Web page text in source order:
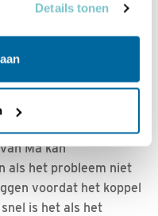
Details tonen
|
Ma kan
als het probleem niet
voordat het koppel
is het als het